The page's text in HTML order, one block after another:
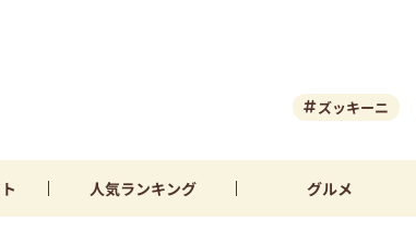
ズッキーニ
人気ランキング グルメ